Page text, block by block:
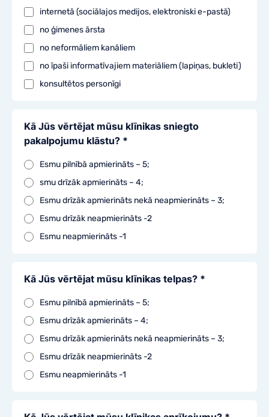
internetā (sociālajos medijos, elektroniski e-pastā)
no ģimenes ārsta
no neformāliem kanāliem
no īpaši informatīvajiem materiāliem (lapiņas, bukleti)
konsultētos personīgi
Kā Jūs vērtējat mūsu klīnikas sniegto
pakalpojumu klāstu? *
Esmu pilnībā apmierināts – 5;
smu drīzāk apmierināts – 4;
Esmu drīzāk apmierināts nekā neapmierināts – 3;
Esmu drīzāk neapmierināts -2
Esmu neapmierināts -1
Kā Jūs vērtējat mūsu klīnikas telpas? *
Esmu pilnībā apmierināts – 5;
Esmu drīzāk apmierināts – 4;
Esmu drīzāk apmierināts nekā neapmierināts – 3;
Esmu drīzāk neapmierināts -2
Esmu neapmierināts -1